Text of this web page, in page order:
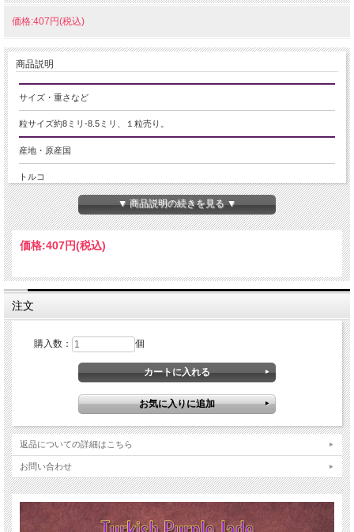
価格:407円(税込)
商品説明
サイズ・重さなど
粒サイズ約8ミリ-8.5ミリ、１粒売り。
産地・原産国
トルコ
グレードなど
AAAA
ラベンダージェイド|翡翠
商品説明
【特別限定入荷！幻の「トルコ翡翠」】
手に入れることが困難な究極の希少石「トルコ翡翠」が、ちょうど良いグレード
の翡翠を入荷しました。
鑑別の専門家ですらほとんど見たことがないという逸品です。
まさに「自然の奇跡」と称えるにふさわしい一品。
古来より紫翡翠は癒しと高貴なエネルギーを象徴する石とされ、心の平穏と安定
をもたらすと言われています。
5月の誕生石としても非常に人気が高く、大切な方へのギフトにもぴったりで
す。
今回ご紹介するターキッシュパープルジェイドのビーズは、青みがかった爽やか
な紫色が特徴的で美しいです。
翡翠愛好家やコレクターにとって見逃せない逸品で、次回の入荷は全くの未定。
ぜひこの特別なチャンスをお見逃しなく。
▼ 商品説明の続きを見る ▼
価格:407円(税込)
注文
購入数： 個
返品についての詳細はこちら
お問い合わせ